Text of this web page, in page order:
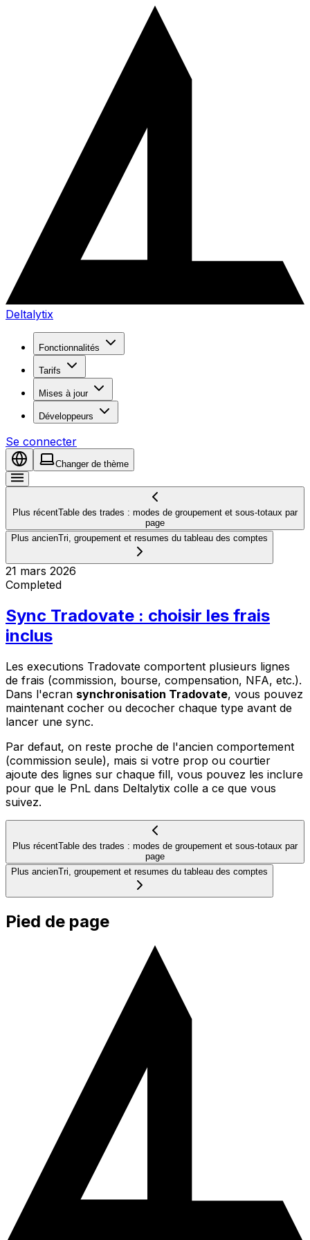
Deltalytix
Fonctionnalités
Tarifs
Mises à jour
Développeurs
Se connecter
Changer de thème
Plus récentTable des trades : modes de groupement et sous-totaux par
page
Plus ancienTri, groupement et resumes du tableau des comptes
21 mars 2026
Completed
Sync Tradovate : choisir les frais
inclus
Les executions Tradovate comportent plusieurs lignes
de frais (commission, bourse, compensation, NFA, etc.).
Dans l'ecran synchronisation Tradovate, vous pouvez
maintenant cocher ou decocher chaque type avant de
lancer une sync.
Par defaut, on reste proche de l'ancien comportement
(commission seule), mais si votre prop ou courtier
ajoute des lignes sur chaque fill, vous pouvez les inclure
pour que le PnL dans Deltalytix colle a ce que vous
suivez.
Plus récentTable des trades : modes de groupement et sous-totaux par
page
Plus ancienTri, groupement et resumes du tableau des comptes
Pied de page